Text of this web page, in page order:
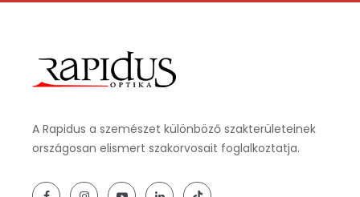
A Rapidus a szemészet különböző szakterületeinek
országosan elismert szakorvosait foglalkoztatja.